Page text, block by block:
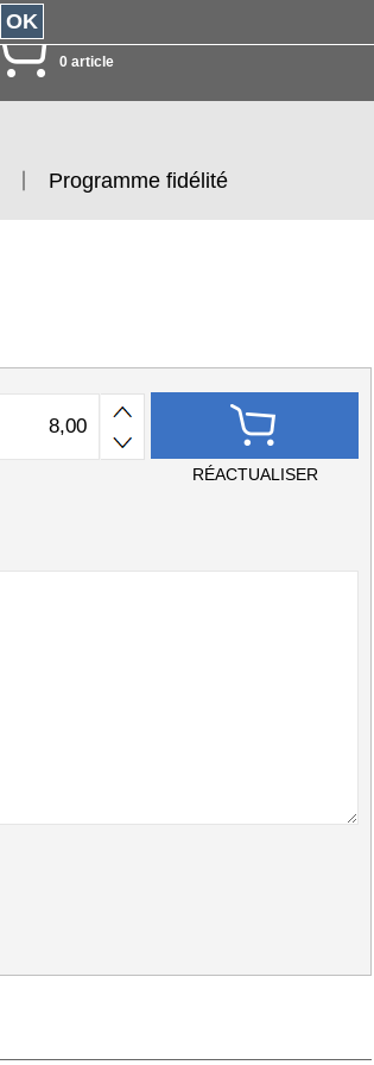
0 article
Programme fidélité
RÉACTUALISER
OK